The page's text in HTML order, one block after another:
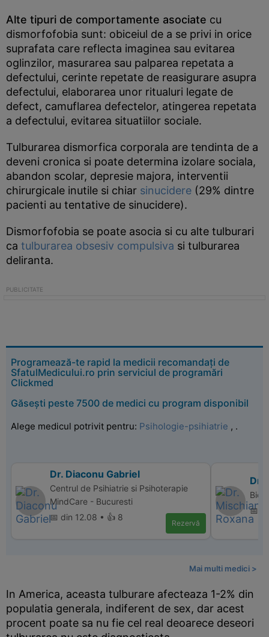
Alte tipuri de comportamente asociate cu
dismorfofobia sunt: obiceiul de a se privi in orice
suprafata care reflecta imaginea sau evitarea
oglinzilor, masurarea sau palparea repetata a
defectului, cerinte repetate de reasigurare asupra
defectului, elaborarea unor ritualuri legate de
defect, camuflarea defectelor, atingerea repetata
a defectului, evitarea situatiilor sociale.
Tulburarea dismorfica corporala are tendinta de a
deveni cronica si poate determina izolare sociala,
abandon scolar, depresie majora, interventii
chirurgicale inutile si chiar sinucidere (29% dintre
pacienti au tentative de sinucidere).
Dismorfofobia se poate asocia si cu alte tulburari
ca tulburarea obsesiv compulsiva si tulburarea
deliranta.
Programează-te rapid la medicii recomandați de
SfatulMedicului.ro prin serviciul de programări
Clickmed
Găsești peste 7500 de medici cu program disponibil
Alege medicul potrivit pentru: Psihologie-psihiatrie , .
Dr. Diaconu Gabriel
Centrul de Psihiatrie si Psihoterapie
MindCare - Bucuresti
📅 din 12.08 • 👍 8
Rezervă
Dr.
Bio
📅
Mai multi medici >
In America, aceasta tulburare afecteaza 1-2% din
populatia generala, indiferent de sex, dar acest
procent poate sa nu fie cel real deoarece deseori